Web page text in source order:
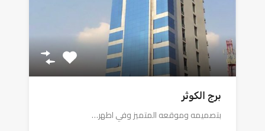
برج الكوثر
بتصميمه وموقعه المتميز وفي اطهر…